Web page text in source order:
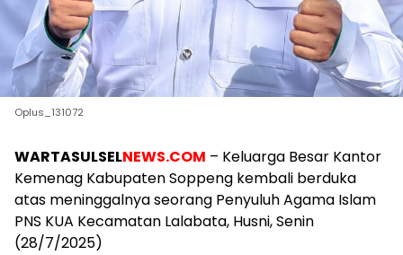
Oplus_131072
WARTASULSELNEWS.COM – Keluarga Besar Kantor
Kemenag Kabupaten Soppeng kembali berduka
atas meninggalnya seorang Penyuluh Agama Islam
PNS KUA Kecamatan Lalabata, Husni, Senin
(28/7/2025)